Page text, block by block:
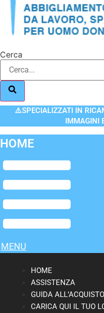
Cerca
⚠️SPECIALIZZATI IN
IMMAGINI
HOME
Flyout
Menu
MENU
HOME
ASSISTENZA
GUIDA ALL’ACQUISTO
CARICA QUI IL TUO